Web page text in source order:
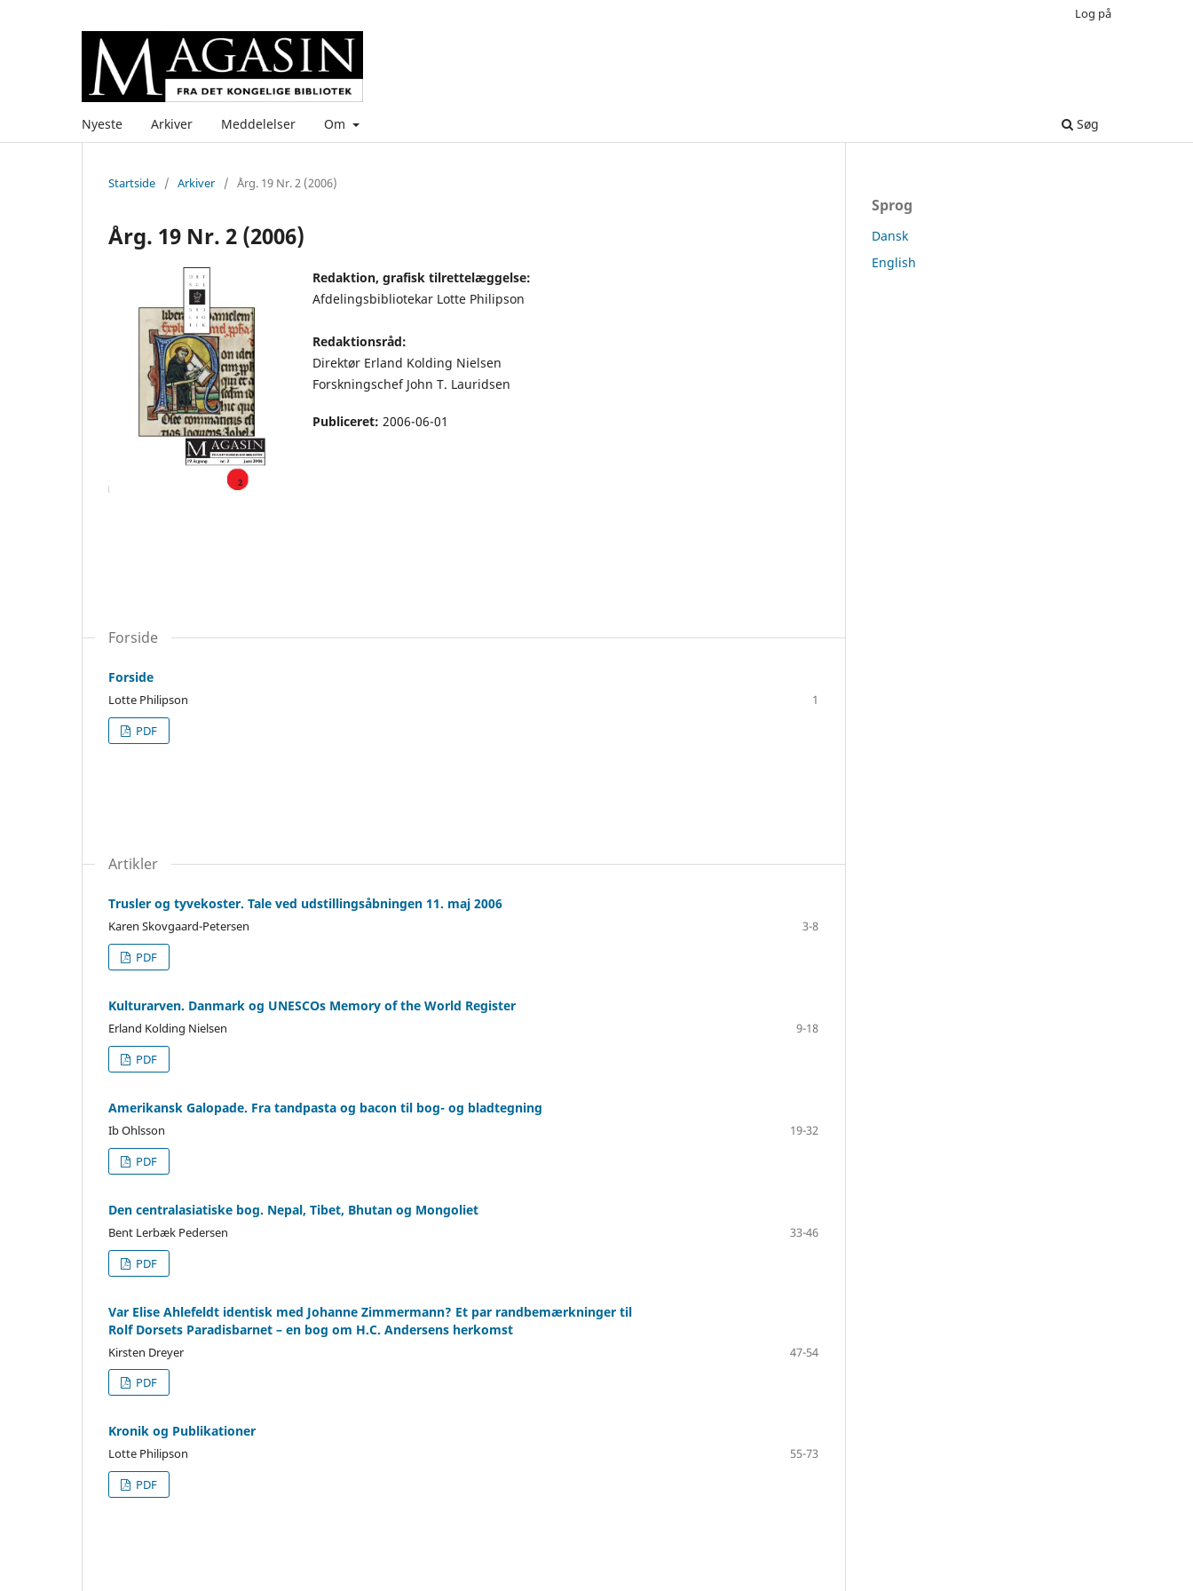
Nyeste Arkiver Meddelelser Om Søg
Log på
Startside / Arkiver / Årg. 19 Nr. 2 (2006)
Årg. 19 Nr. 2 (2006)
Redaktion, grafisk tilrettelæggelse:
Afdelingsbibliotekar Lotte Philipson
Redaktionsråd:
Direktør Erland Kolding Nielsen
Forskningschef John T. Lauridsen
Publiceret: 2006-06-01
Forside
Forside
Lotte Philipson
1
PDF
Artikler
Trusler og tyvekoster. Tale ved udstillingsåbningen 11. maj 2006
Karen Skovgaard-Petersen
3-8
PDF
Kulturarven. Danmark og UNESCOs Memory of the World Register
Erland Kolding Nielsen
9-18
PDF
Amerikansk Galopade. Fra tandpasta og bacon til bog- og bladtegning
Ib Ohlsson
19-32
PDF
Den centralasiatiske bog. Nepal, Tibet, Bhutan og Mongoliet
Bent Lerbæk Pedersen
33-46
PDF
Var Elise Ahlefeldt identisk med Johanne Zimmermann? Et par randbemærkninger til
Rolf Dorsets Paradisbarnet – en bog om H.C. Andersens herkomst
Kirsten Dreyer
47-54
PDF
Kronik og Publikationer
Lotte Philipson
55-73
PDF
Sprog
Dansk
English